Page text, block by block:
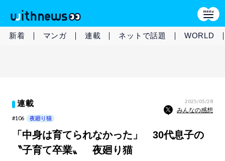
新着 マンガ 連載 ネットで話題 WORLD
連載 2025/05/28
みんなの感想
#106 夜廻り猫
「中身は育てられなかった」 30代息子の
〝子育て卒業〟 夜廻り猫